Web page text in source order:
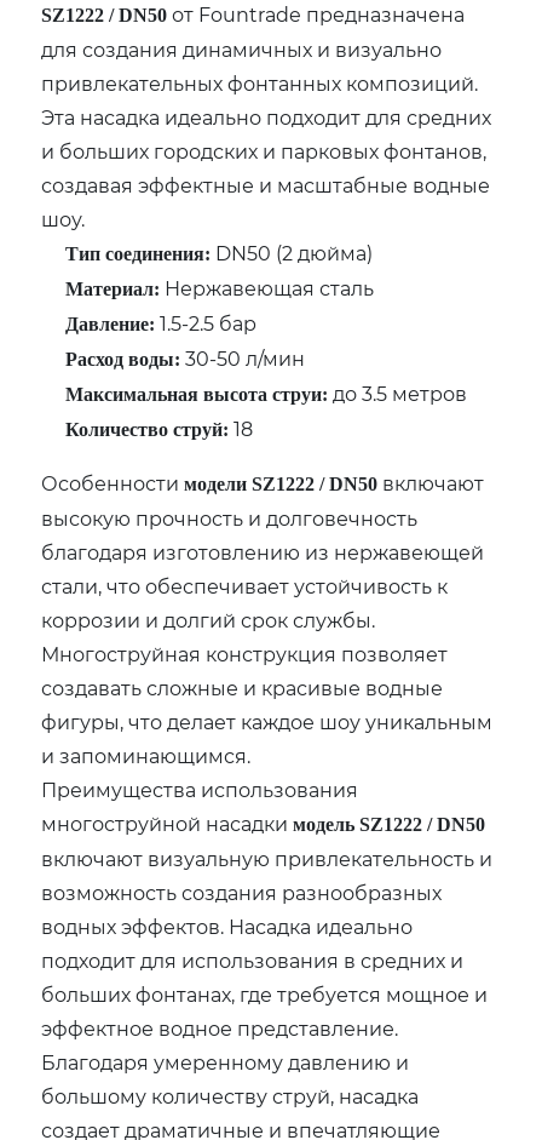
SZ1222 / DN50 от Fountrade предназначена
для создания динамичных и визуально
привлекательных фонтанных композиций.
Эта насадка идеально подходит для средних
и больших городских и парковых фонтанов,
создавая эффектные и масштабные водные
шоу.
Тип соединения: DN50 (2 дюйма)
Материал: Нержавеющая сталь
Давление: 1.5-2.5 бар
Расход воды: 30-50 л/мин
Максимальная высота струи: до 3.5 метров
Количество струй: 18
Особенностимодели SZ1222 / DN50 включают
высокую прочность и долговечность
благодаря изготовлению из нержавеющей
стали, что обеспечивает устойчивость к
коррозии и долгий срок службы.
Многоструйная конструкция позволяет
создавать сложные и красивые водные
фигуры, что делает каждое шоу уникальным
и запоминающимся.
Преимущества использования
многоструйной насадкимодель SZ1222 / DN50
включают визуальную привлекательность и
возможность создания разнообразных
водных эффектов. Насадка идеально
подходит для использования в средних и
больших фонтанах, где требуется мощное и
эффектное водное представление.
Благодаря умеренному давлению и
большому количеству струй, насадка
создает драматичные и впечатляющие